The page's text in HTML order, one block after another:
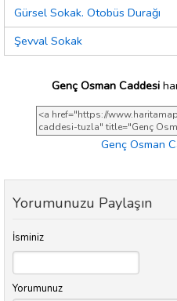
Gürsel Sokak. Otobüs Durağı
Şevval Sokak
Genç Osman Caddesi
Genç Osman
Yorumunuzu Paylaşın
İsminiz
Yorumunuz